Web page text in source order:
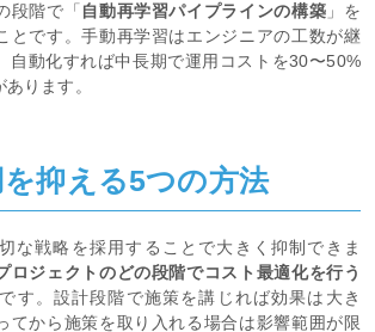
段階で「 自動再学習パイプラインの構築 」を
とです。手動再学習はエンジニアの工数が継
自動化すれば中長期で運用コストを30〜50%
ります。
抑える5つの方法
な戦略を採用することで大きく抑制できま
ロジェクトのどの段階でコスト最適化を行う
す。設計段階で施策を講じれば効果は大き
てから施策を取り入れる場合は影響範囲が限